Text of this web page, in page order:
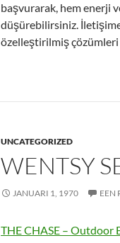
başvurarak, hem enerji
düşürebilirsiniz.
özelleştirilmiş
UNCATEGORIZED
WENTSY
JANUARI 1, 1970 EEN
THE CHASE – Outdoor